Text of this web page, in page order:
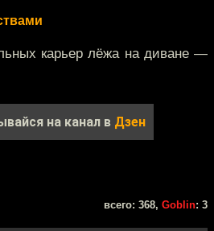
карьер лёжа на диване —
на канал в Дзен
всего: 368, Goblin: 3